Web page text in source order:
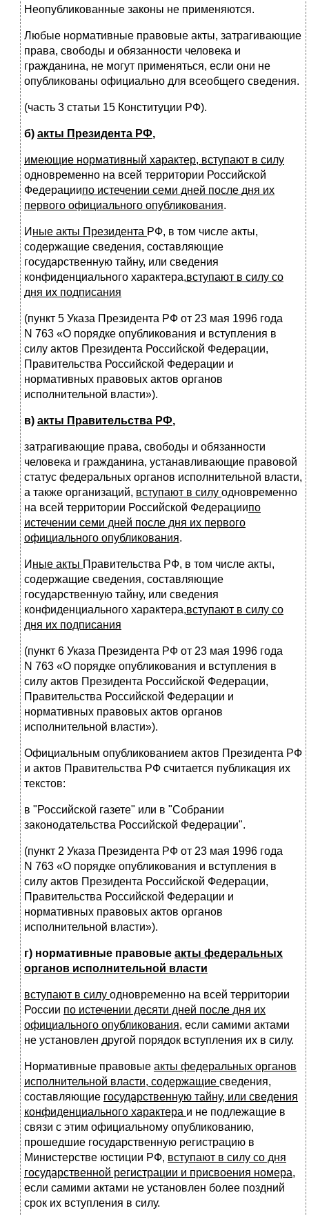
Неопубликованные законы не применяются.
Любые нормативные правовые акты, затрагивающие
права, свободы и обязанности человека и
гражданина, не могут применяться, если они не
опубликованы официально для всеобщего сведения.
(часть 3 статьи 15 Конституции РФ).
б) акты Президента РФ,
имеющие нормативный характер, вступают в силу
одновременно на всей территории Российской
Федерациипо истечении семи дней после дня их
первого официального опубликования.
И ные акты Президента РФ, в том числе акты,
содержащие сведения, составляющие
государственную тайну, или сведения
конфиденциального характера,вступают в силу со
дня их подписания
(пункт 5 Указа Президента РФ от 23 мая 1996 года
N 763 «О порядке опубликования и вступления в
силу актов Президента Российской Федерации,
Правительства Российской Федерации и
нормативных правовых актов органов
исполнительной власти»).
в) акты Правительства РФ,
затрагивающие права, свободы и обязанности
человека и гражданина, устанавливающие правовой
статус федеральных органов исполнительной власти,
а также организаций, вступают в силу одновременно
на всей территории Российской Федерациипо
истечении семи дней после дня их первого
официального опубликования.
И ные акты Правительства РФ, в том числе акты,
содержащие сведения, составляющие
государственную тайну, или сведения
конфиденциального характера,вступают в силу со
дня их подписания
(пункт 6 Указа Президента РФ от 23 мая 1996 года
N 763 «О порядке опубликования и вступления в
силу актов Президента Российской Федерации,
Правительства Российской Федерации и
нормативных правовых актов органов
исполнительной власти»).
Официальным опубликованием актов Президента РФ
и актов Правительства РФ считается публикация их
текстов:
в "Российской газете" или в "Собрании
законодательства Российской Федерации".
(пункт 2 Указа Президента РФ от 23 мая 1996 года
N 763 «О порядке опубликования и вступления в
силу актов Президента Российской Федерации,
Правительства Российской Федерации и
нормативных правовых актов органов
исполнительной власти»).
г) нормативные правовые акты федеральных
органов исполнительной власти
вступают в силу одновременно на всей территории
России по истечении десяти дней после дня их
официального опубликования, если самими актами
не установлен другой порядок вступления их в силу.
Нормативные правовые акты федеральных органов
исполнительной власти, содержащие сведения,
составляющие государственную тайну, или сведения
конфиденциального характера и не подлежащие в
связи с этим официальному опубликованию,
прошедшие государственную регистрацию в
Министерстве юстиции РФ, вступают в силу со дня
государственной регистрации и присвоения номера,
если самими актами не установлен более поздний
срок их вступления в силу.